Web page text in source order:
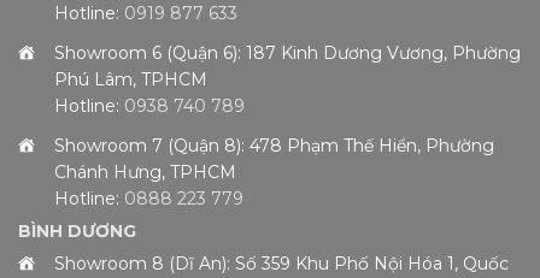
Hotline: 0919 877 633
Showroom 6 (Quận 6): 187 Kinh Dương Vương, Phường
Phú Lâm, TPHCM
Hotline: 0938 740 789
Showroom 7 (Quận 8): 478 Phạm Thế Hiển, Phường
Chánh Hưng, TPHCM
Hotline: 0888 223 779
BÌNH DƯƠNG
Showroom 8 (Dĩ An): Số 359 Khu Phố Nội Hóa 1, Quốc